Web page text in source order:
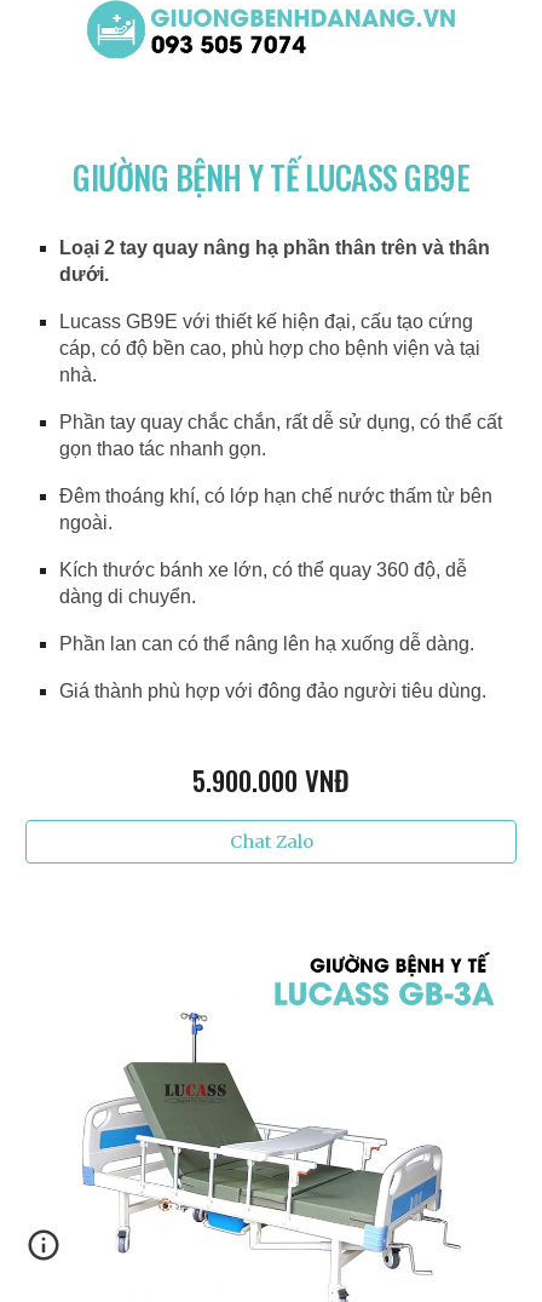
GIƯỜNG BỆNH Y TẾ LUCASS GB9E
Loại 2 tay quay nâng hạ phần thân trên và thân
dưới.
Lucass GB9E với thiết kế hiện đại, cấu tạo cứng
cáp, có độ bền cao, phù hợp cho bệnh viện và tại
nhà.
Phần tay quay chắc chắn, rất dễ sử dụng, có thể cất
gọn thao tác nhanh gọn.
Đêm thoáng khí, có lớp hạn chế nước thấm từ bên
ngoài.
Kích thước bánh xe lớn, có thể quay 360 độ, dễ
dàng di chuyển.
Phần lan can có thể nâng lên hạ xuống dễ dàng.
Giá thành phù hợp với đông đảo người tiêu dùng.
5.900.000 VNĐ
Chat Zalo